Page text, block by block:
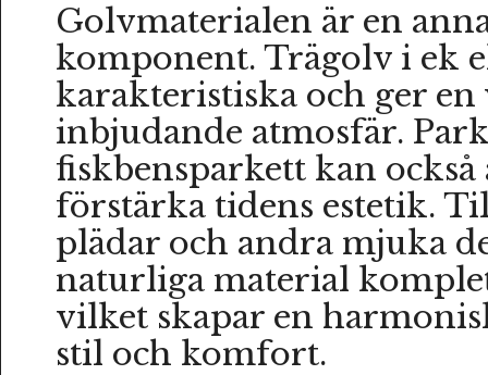
Golvmaterialen är en
komponent. Trägolv i ek
karakteristiska och ger
inbjudande atmosfär.
fiskbensparkett kan
förstärka tidens estetik.
plädar och andra mjuka
naturliga material
vilket skapar en
stil och komfort.